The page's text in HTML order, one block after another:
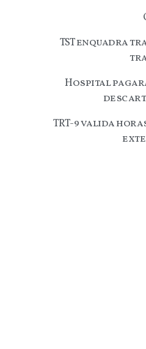
TST enquadra
Hospital
TRT-9 valida